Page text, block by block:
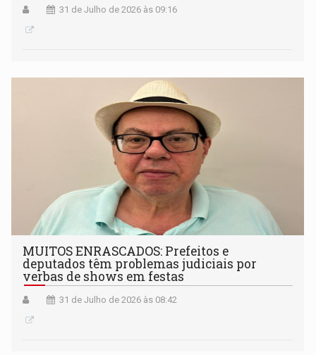
31 de Julho de 2026 às 09:16
MUITOS ENRASCADOS: Prefeitos e
deputados têm problemas judiciais por
verbas de shows em festas
31 de Julho de 2026 às 08:42